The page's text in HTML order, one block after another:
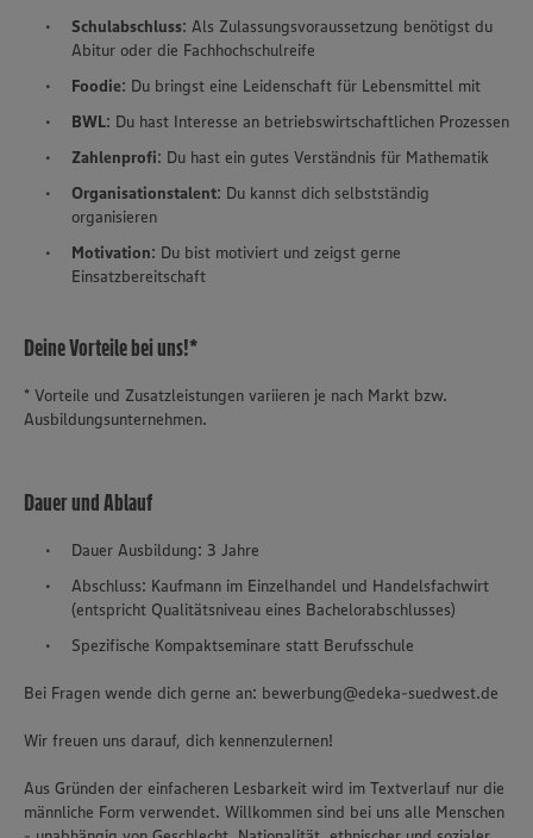
Schulabschluss: Als Zulassungsvoraussetzung benötigst du
Abitur oder die Fachhochschulreife
Foodie: Du bringst eine Leidenschaft für Lebensmittel mit
BWL: Du hast Interesse an betriebswirtschaftlichen Prozessen
Zahlenprofi: Du hast ein gutes Verständnis für Mathematik
Organisationstalent: Du kannst dich selbstständig
organisieren
Motivation: Du bist motiviert und zeigst gerne
Einsatzbereitschaft
Deine Vorteile bei uns!*
* Vorteile und Zusatzleistungen variieren je nach Markt bzw.
Ausbildungsunternehmen.
Dauer und Ablauf
Dauer Ausbildung: 3 Jahre
Abschluss: Kaufmann im Einzelhandel und Handelsfachwirt
(entspricht Qualitätsniveau eines Bachelorabschlusses)
Spezifische Kompaktseminare statt Berufsschule
Bei Fragen wende dich gerne an: bewerbung@edeka-suedwest.de
Wir freuen uns darauf, dich kennenzulernen!
Aus Gründen der einfacheren Lesbarkeit wird im Textverlauf nur die
männliche Form verwendet. Willkommen sind bei uns alle Menschen